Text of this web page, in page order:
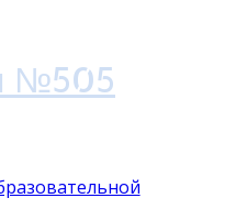
№505